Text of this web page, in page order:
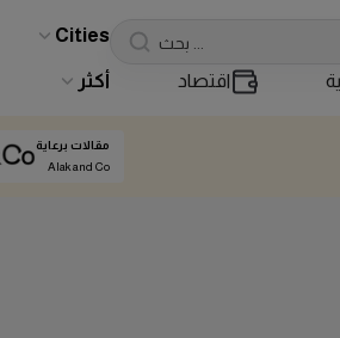
Cities
اقتصاد أكثر
مقالات برعاية
Alak and Co